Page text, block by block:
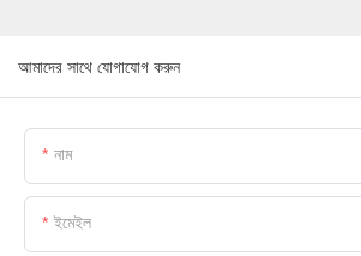
আমাদের সাথে যোগাযোগ করুন
নাম
ইমেইল